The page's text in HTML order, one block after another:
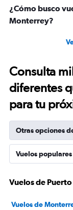
¿Cómo busco
Monterrey?
Consulta
diferentes
para tu
Otras opciones
Vuelos populares
Vuelos de
Vuelos de